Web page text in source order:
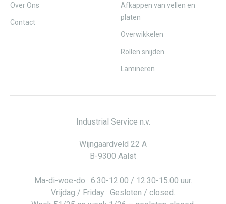
Over Ons
Contact
Afkappen van vellen en
platen
Overwikkelen
Rollen snijden
Lamineren
Industrial Service n.v.
Wijngaardveld 22 A
B-9300 Aalst
Ma-di-woe-do : 6.30-12.00 / 12.30-15.00 uur.
Vrijdag / Friday : Gesloten / closed.